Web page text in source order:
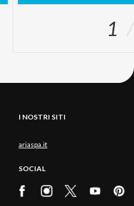
1
I NOSTRI SITI
ariaspa.it
SOCIAL